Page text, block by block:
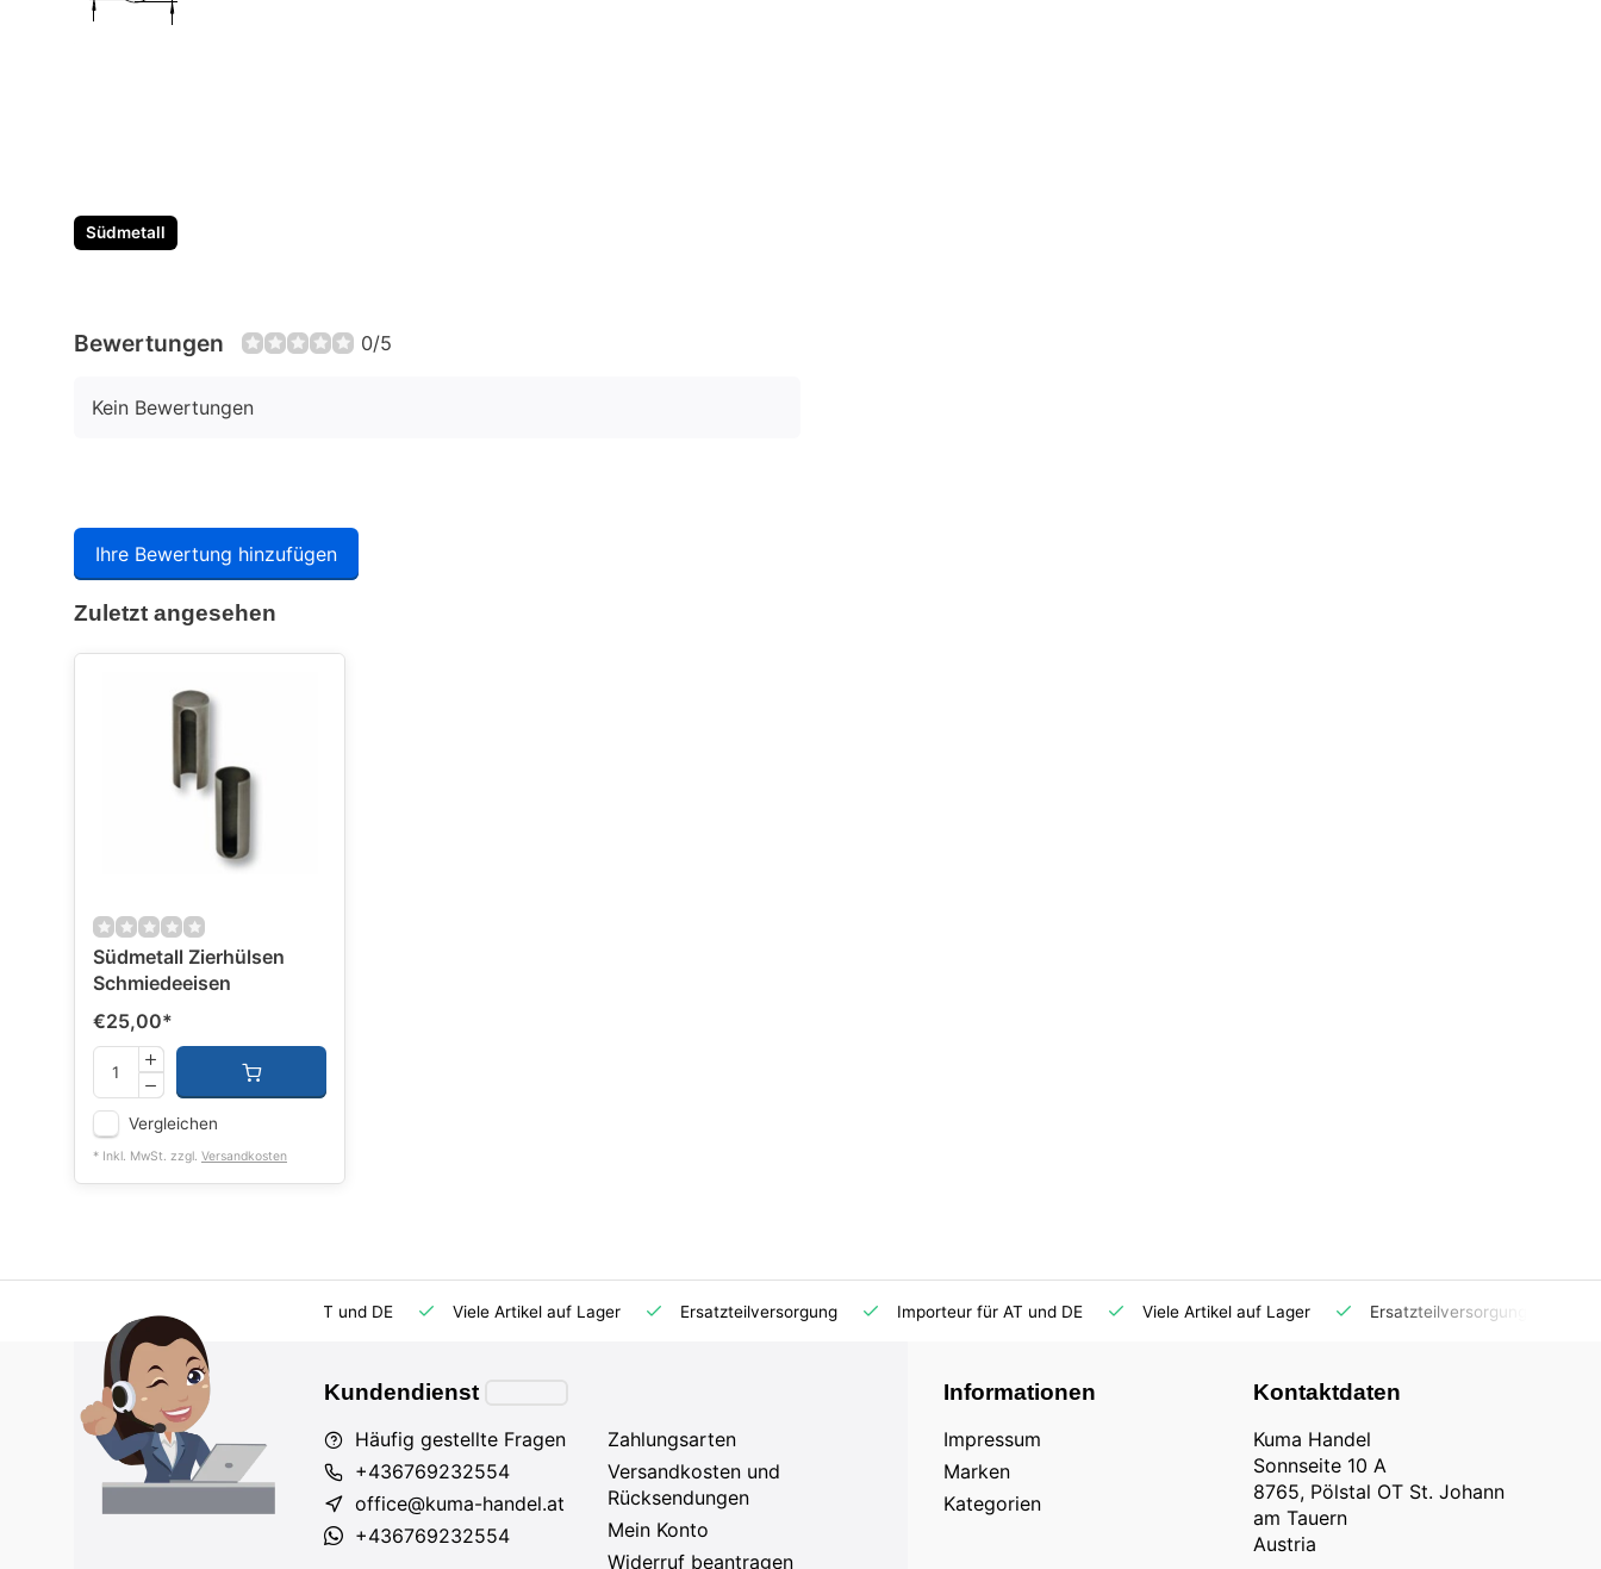
Südmetall
Bewertungen 0/5
Kein Bewertungen
Ihre Bewertung hinzufügen
Zuletzt angesehen
Südmetall Zierhülsen
Schmiedeeisen
€25,00*
Vergleichen
* Inkl. MwSt. zzgl. Versandkosten
Importeur für AT und DE Viele Artikel auf Lager Ersatzteilversorgung Importeur für AT und DE Viele Artikel auf Lager Ersatzteilversorgung
Kundendienst
Häufig gestellte Fragen
+436769232554
office@kuma-handel.at
+436769232554
Zahlungsarten
Versandkosten und
Rücksendungen
Mein Konto
Widerruf beantragen
Informationen
Impressum
Marken
Kategorien
Kontaktdaten
Kuma Handel
Sonnseite 10 A
8765, Pölstal OT St. Johann
am Tauern
Austria